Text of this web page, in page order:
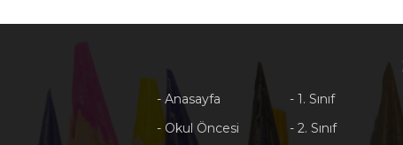
- Anasayfa
- Okul Öncesi
- 1. Sınıf
- 2. Sınıf